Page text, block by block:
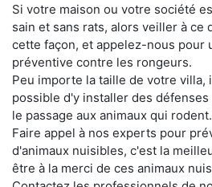
Si votre maison ou votre société
sain et sans rats, alors veiller à ce
cette façon, et appelez-nous pour
préventive contre les rongeurs.
Peu importe la taille de votre villa,
possible d'y installer des
le passage aux animaux qui rodent.
Faire appel à nos experts pour
d'animaux nuisibles, c'est la
être à la merci de ces animaux